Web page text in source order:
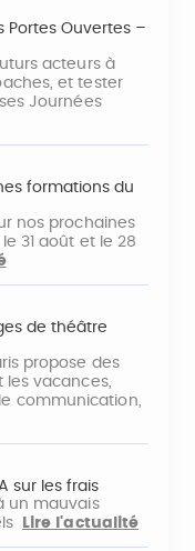
Portes Ouvertes –
acteurs à
et tester
Journées
formations du
nos prochaines
31 août et le 28
de théâtre
propose des
les vacances,
communication,
sur les frais
un mauvais
Lire l'actualité